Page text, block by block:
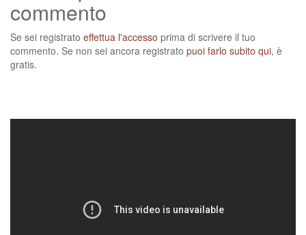
commento
Se sei registrato effettua l'accesso prima di scrivere il tuo
commento. Se non sei ancora registrato puoi farlo subito qui, è
gratis.